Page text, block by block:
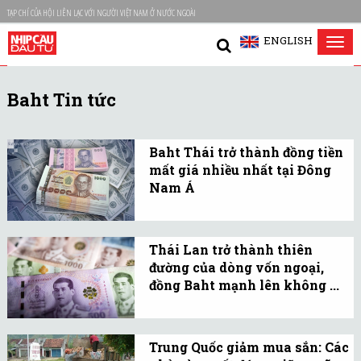
TẠP CHÍ CỦA HỘI LIÊN LẠC VỚI NGƯỜI VIỆT NAM Ở NƯỚC NGOÀI
ENGLISH
Baht Tin tức
Baht Thái trở thành đồng tiền
mất giá nhiều nhất tại Đông
Nam Á
động tốt nhất châu Á
thành một trong những
đồng tiền tệ nhất.
Thái Lan trở thành thiên
đường của dòng vốn ngoại,
đồng Baht mạnh lên không ...
Thái Lan, khiến quốc gia
Trung Quốc giảm mua sắn: Các